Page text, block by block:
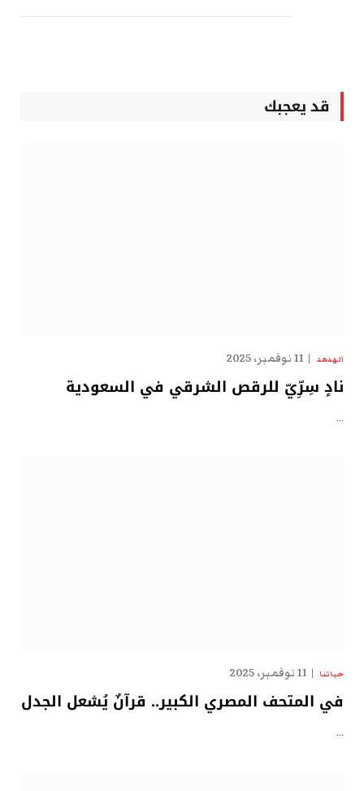
قد يعجبك
الهدهد 11 نوفمبر، 2025
نادٍ سِرِّيّ للرقص الشرقي في السعودية
…
حياتنا 11 نوفمبر، 2025
في المتحف المصري الكبير.. قرآنٌ يُشعل الجدل
…